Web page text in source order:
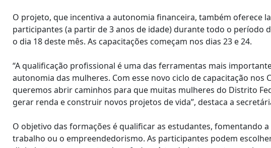
O projeto, que incentiva a autonomia financeira, também oferece
participantes (a partir de 3 anos de idade) durante todo o período
o dia 18 deste mês. As capacitações começam nos dias 23 e 24.
“A qualificação profissional é uma das ferramentas mais
autonomia das mulheres. Com esse novo ciclo de capacitação nos
queremos abrir caminhos para que muitas mulheres do Distrito
gerar renda e construir novos projetos de vida”, destaca a
O objetivo das formações é qualificar as estudantes, fomentando
trabalho ou o empreendedorismo. As participantes podem